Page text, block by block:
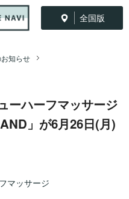
全国版
知らせ
ーハーフマッサージ
」が6月26日(月)
マッサージ